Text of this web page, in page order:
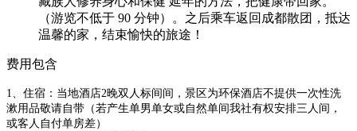
（游览不低于 90 分钟）。之后乘车返回成都散团，抵达
温馨的家，结束愉快的旅途！
费用包含
1、住宿：当地酒店2晚双人标间间，景区为环保酒店不提供一次性洗
漱用品敬请自带（若产生单男单女或自然单间我社有权安排三人间，
或客人自付单房差）